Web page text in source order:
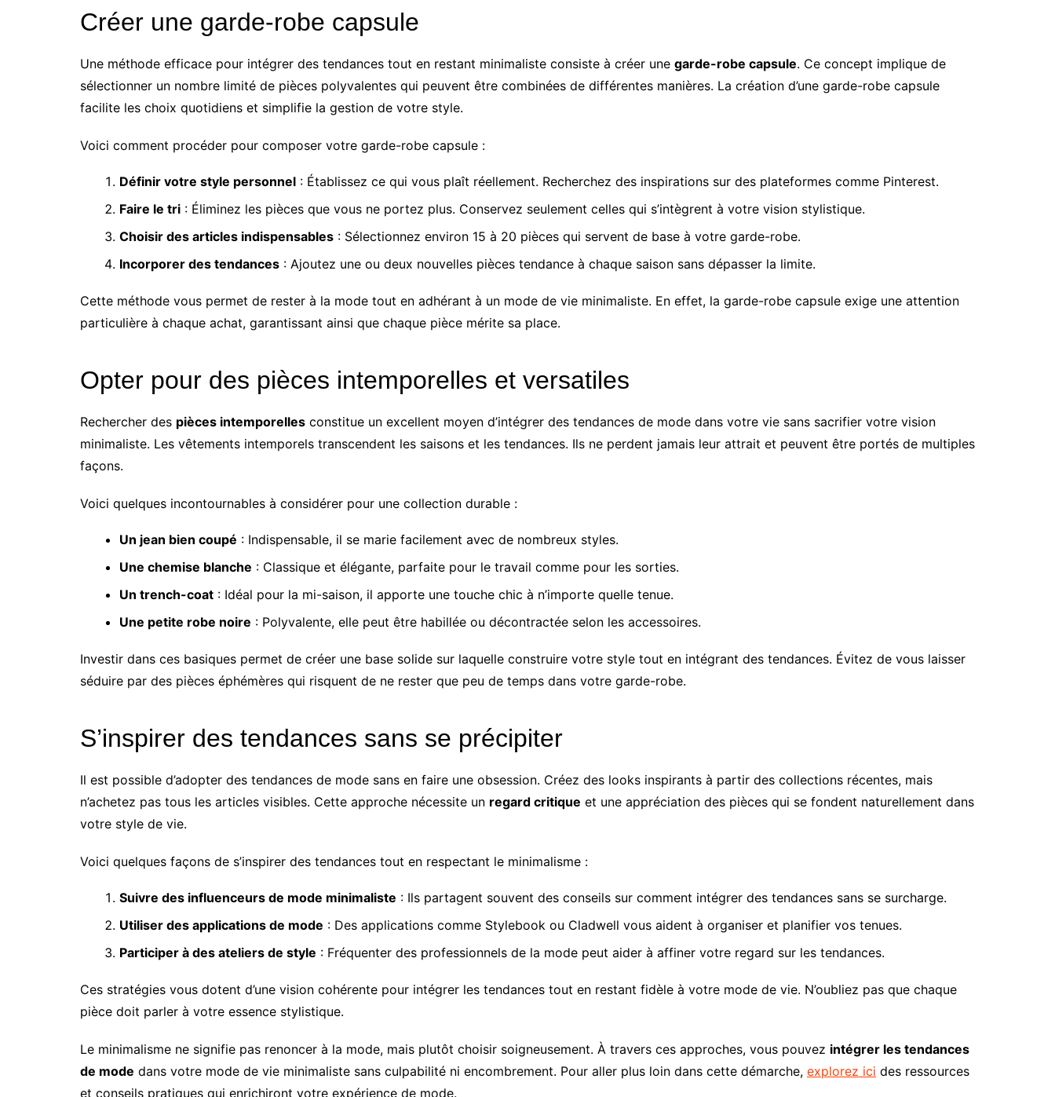
Créer une garde-robe capsule
Une méthode efficace pour intégrer des tendances tout en restant minimaliste consiste à créer une garde-robe capsule. Ce concept implique de
sélectionner un nombre limité de pièces polyvalentes qui peuvent être combinées de différentes manières. La création d’une garde-robe capsule
facilite les choix quotidiens et simplifie la gestion de votre style.
Voici comment procéder pour composer votre garde-robe capsule :
Définir votre style personnel : Établissez ce qui vous plaît réellement. Recherchez des inspirations sur des plateformes comme Pinterest.
Faire le tri : Éliminez les pièces que vous ne portez plus. Conservez seulement celles qui s’intègrent à votre vision stylistique.
Choisir des articles indispensables : Sélectionnez environ 15 à 20 pièces qui servent de base à votre garde-robe.
Incorporer des tendances : Ajoutez une ou deux nouvelles pièces tendance à chaque saison sans dépasser la limite.
Cette méthode vous permet de rester à la mode tout en adhérant à un mode de vie minimaliste. En effet, la garde-robe capsule exige une attention
particulière à chaque achat, garantissant ainsi que chaque pièce mérite sa place.
Opter pour des pièces intemporelles et versatiles
Rechercher des pièces intemporelles constitue un excellent moyen d’intégrer des tendances de mode dans votre vie sans sacrifier votre vision
minimaliste. Les vêtements intemporels transcendent les saisons et les tendances. Ils ne perdent jamais leur attrait et peuvent être portés de multiples
façons.
Voici quelques incontournables à considérer pour une collection durable :
Un jean bien coupé : Indispensable, il se marie facilement avec de nombreux styles.
Une chemise blanche : Classique et élégante, parfaite pour le travail comme pour les sorties.
Un trench-coat : Idéal pour la mi-saison, il apporte une touche chic à n’importe quelle tenue.
Une petite robe noire : Polyvalente, elle peut être habillée ou décontractée selon les accessoires.
Investir dans ces basiques permet de créer une base solide sur laquelle construire votre style tout en intégrant des tendances. Évitez de vous laisser
séduire par des pièces éphémères qui risquent de ne rester que peu de temps dans votre garde-robe.
S’inspirer des tendances sans se précipiter
Il est possible d’adopter des tendances de mode sans en faire une obsession. Créez des looks inspirants à partir des collections récentes, mais
n’achetez pas tous les articles visibles. Cette approche nécessite un regard critique et une appréciation des pièces qui se fondent naturellement dans
votre style de vie.
Voici quelques façons de s’inspirer des tendances tout en respectant le minimalisme :
Suivre des influenceurs de mode minimaliste : Ils partagent souvent des conseils sur comment intégrer des tendances sans se surcharge.
Utiliser des applications de mode : Des applications comme Stylebook ou Cladwell vous aident à organiser et planifier vos tenues.
Participer à des ateliers de style : Fréquenter des professionnels de la mode peut aider à affiner votre regard sur les tendances.
Ces stratégies vous dotent d’une vision cohérente pour intégrer les tendances tout en restant fidèle à votre mode de vie. N’oubliez pas que chaque
pièce doit parler à votre essence stylistique.
Le minimalisme ne signifie pas renoncer à la mode, mais plutôt choisir soigneusement. À travers ces approches, vous pouvez intégrer les tendances
de mode dans votre mode de vie minimaliste sans culpabilité ni encombrement. Pour aller plus loin dans cette démarche, explorez ici des ressources
et conseils pratiques qui enrichiront votre expérience de mode.